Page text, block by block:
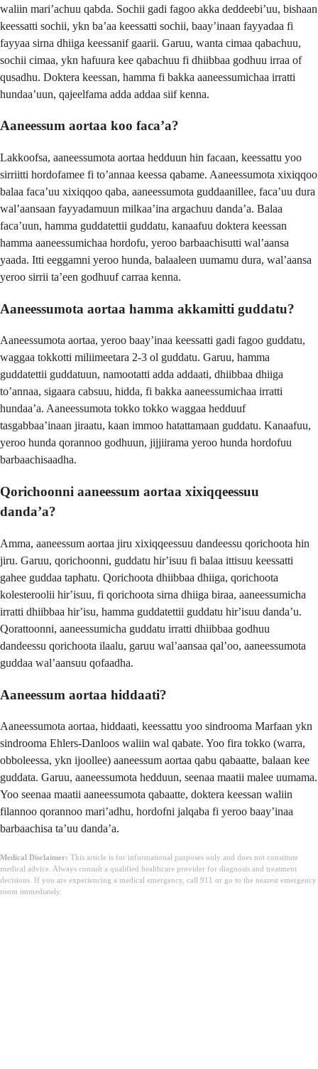
waliin mariʼachuu qabda. Sochii gadi fagoo akka deddeebiʼuu, bishaan
keessatti sochii, ykn baʼaa keessatti sochii, baayʼinaan fayyadaa fi
fayyaa sirna dhiiga keessanif gaarii. Garuu, wanta cimaa qabachuu,
sochii cimaa, ykn hafuura kee qabachuu fi dhiibbaa godhuu irraa of
qusadhu. Doktera keessan, hamma fi bakka aaneessumichaa irratti
hundaaʼuun, qajeelfama adda addaa siif kenna.
Aaneessum aortaa koo facaʼa?
Lakkoofsa, aaneessumota aortaa hedduun hin facaan, keessattu yoo
sirriitti hordofamee fi toʼannaa keessa qabame. Aaneessumota xixiqqoo
balaa facaʼuu xixiqqoo qaba, aaneessumota guddaanillee, facaʼuu dura
walʼaansaan fayyadamuun milkaaʼina argachuu dandaʼa. Balaa
facaʼuun, hamma guddatettii guddatu, kanaafuu doktera keessan
hamma aaneessumichaa hordofu, yeroo barbaachisutti walʼaansa
yaada. Itti eeggamni yeroo hunda, balaaleen uumamu dura, walʼaansa
yeroo sirrii taʼeen godhuuf carraa kenna.
Aaneessumota aortaa hamma akkamitti guddatu?
Aaneessumota aortaa, yeroo baayʼinaa keessatti gadi fagoo guddatu,
waggaa tokkotti miliimeetara 2-3 ol guddatu. Garuu, hamma
guddatettii guddatuun, namootatti adda addaati, dhiibbaa dhiiga
toʼannaa, sigaara cabsuu, hidda, fi bakka aaneessumichaa irratti
hundaaʼa. Aaneessumota tokko tokko waggaa hedduuf
tasgabbaaʼinaan jiraatu, kaan immoo hatattamaan guddatu. Kanaafuu,
yeroo hunda qorannoo godhuun, jijjiirama yeroo hunda hordofuu
barbaachisaadha.
Qorichoonni aaneessum aortaa xixiqqeessuu
dandaʼa?
Amma, aaneessum aortaa jiru xixiqqeessuu dandeessu qorichoota hin
jiru. Garuu, qorichoonni, guddatu hirʼisuu fi balaa ittisuu keessatti
gahee guddaa taphatu. Qorichoota dhiibbaa dhiiga, qorichoota
kolesteroolii hirʼisuu, fi qorichoota sirna dhiiga biraa, aaneessumicha
irratti dhiibbaa hirʼisu, hamma guddatettii guddatu hirʼisuu dandaʼu.
Qorattoonni, aaneessumicha guddatu irratti dhiibbaa godhuu
dandeessu qorichoota ilaalu, garuu walʼaansaa qalʼoo, aaneessumota
guddaa walʼaansuu qofaadha.
Aaneessum aortaa hiddaati?
Aaneessumota aortaa, hiddaati, keessattu yoo sindrooma Marfaan ykn
sindrooma Ehlers-Danloos waliin wal qabate. Yoo fira tokko (warra,
obboleessa, ykn ijoollee) aaneessum aortaa qabu qabaatte, balaan kee
guddata. Garuu, aaneessumota hedduun, seenaa maatii malee uumama.
Yoo seenaa maatii aaneessumota qabaatte, doktera keessan waliin
filannoo qorannoo mariʼadhu, hordofni jalqaba fi yeroo baayʼinaa
barbaachisa taʼuu dandaʼa.
Medical Disclaimer: This article is for informational purposes only and does not constitute
medical advice. Always consult a qualified healthcare provider for diagnosis and treatment
decisions. If you are experiencing a medical emergency, call 911 or go to the nearest emergency
room immediately.